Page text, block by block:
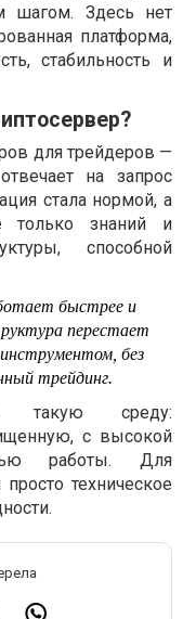
шагом. Здесь нет
платформа,
стабильность и
для трейдеров —
на запрос
стала нормой, а
только знаний и
способной
быстрее и
перестает
без
трейдинг.
такую среду:
с высокой
работы. Для
техническое